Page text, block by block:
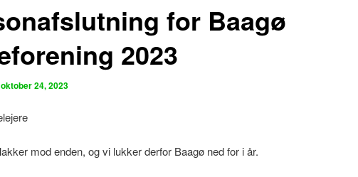
for Baagø
2023
oktober 24, 2023
mod enden, og vi lukker derfor Baagø ned for i år.